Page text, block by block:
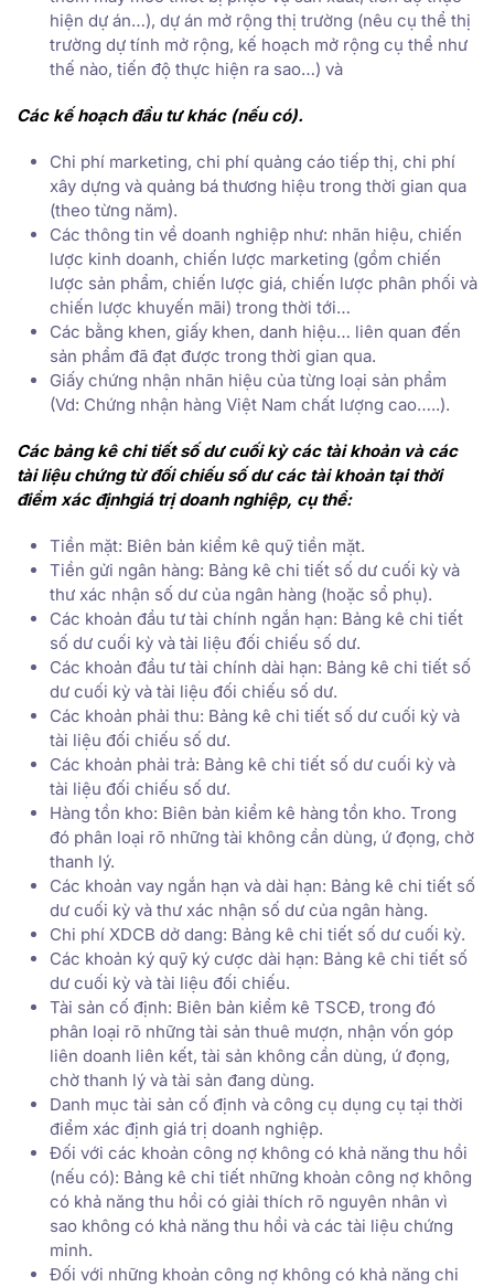
hiện dự án…), dự án mở rộng thị trường (nêu cụ thể thị
trường dự tính mở rộng, kế hoạch mở rộng cụ thể như
thế nào, tiến độ thực hiện ra sao…) và
Các kế hoạch đầu tư khác (nếu có).
Chi phí marketing, chi phí quảng cáo tiếp thị, chi phí
xây dựng và quảng bá thương hiệu trong thời gian qua
(theo từng năm).
Các thông tin về doanh nghiệp như: nhãn hiệu, chiến
lược kinh doanh, chiến lược marketing (gồm chiến
lược sản phẩm, chiến lược giá, chiến lược phân phối và
chiến lược khuyến mãi) trong thời tới…
Các bằng khen, giấy khen, danh hiệu… liên quan đến
sản phẩm đã đạt được trong thời gian qua.
Giấy chứng nhận nhãn hiệu của từng loại sản phẩm
(Vd: Chứng nhận hàng Việt Nam chất lượng cao…..).
Các bảng kê chi tiết số dư cuối kỳ các tài khoản và các
tài liệu chứng từ đối chiếu số dư các tài khoản tại thời
điểm xác địnhgiá trị doanh nghiệp, cụ thể:
Tiền mặt: Biên bản kiểm kê quỹ tiền mặt.
Tiền gửi ngân hàng: Bảng kê chi tiết số dư cuối kỳ và
thư xác nhận số dư của ngân hàng (hoặc sổ phụ).
Các khoản đầu tư tài chính ngắn hạn: Bảng kê chi tiết
số dư cuối kỳ và tài liệu đối chiếu số dư.
Các khoản đầu tư tài chính dài hạn: Bảng kê chi tiết số
dư cuối kỳ và tài liệu đối chiếu số dư.
Các khoản phải thu: Bảng kê chi tiết số dư cuối kỳ và
tài liệu đối chiếu số dư.
Các khoản phải trả: Bảng kê chi tiết số dư cuối kỳ và
tài liệu đối chiếu số dư.
Hàng tồn kho: Biên bản kiểm kê hàng tồn kho. Trong
đó phân loại rõ những tài không cần dùng, ứ đọng, chờ
thanh lý.
Các khoản vay ngắn hạn và dài hạn: Bảng kê chi tiết số
dư cuối kỳ và thư xác nhận số dư của ngân hàng.
Chi phí XDCB dở dang: Bảng kê chi tiết số dư cuối kỳ.
Các khoản ký quỹ ký cược dài hạn: Bảng kê chi tiết số
dư cuối kỳ và tài liệu đối chiếu.
Tài sản cố định: Biên bản kiểm kê TSCĐ, trong đó
phân loại rõ những tài sản thuê mượn, nhận vốn góp
liên doanh liên kết, tài sản không cần dùng, ứ đọng,
chờ thanh lý và tài sản đang dùng.
Danh mục tài sản cố định và công cụ dụng cụ tại thời
điểm xác định giá trị doanh nghiệp.
Đối với các khoản công nợ không có khả năng thu hồi
(nếu có): Bảng kê chi tiết những khoản công nợ không
có khả năng thu hồi có giải thích rõ nguyên nhân vì
sao không có khả năng thu hồi và các tài liệu chứng
minh.
Đối với những khoản công nợ không có khả năng chi